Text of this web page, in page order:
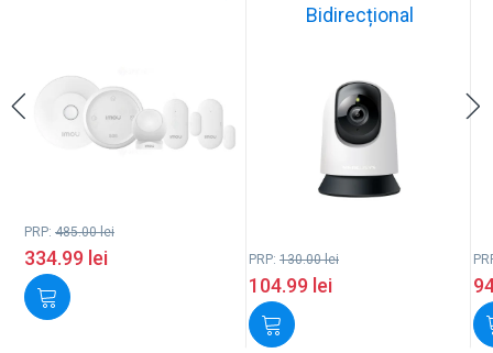
PRP: 485.00lei
334.99 lei
Bidirecțional
PRP: 130.00lei
104.99 lei